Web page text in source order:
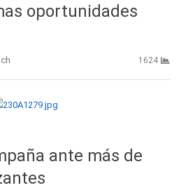
oportunidades
1624
ante más de